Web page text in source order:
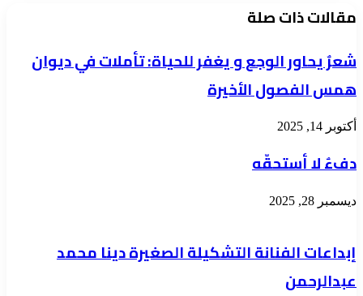
مقالات ذات صلة
شعرٌ يحاور الوجع و يغفر للحياة: تأملات في ديوان
همس الفصول الأخيرة
أكتوبر 14, 2025
دفءٌ لا أستحقّه
ديسمبر 28, 2025
إبداعات الفنانة التشكيلة الصغيرة دينا محمد
عبدالرحمن